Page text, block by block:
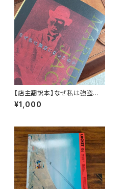
【店主翻訳本】なぜ私は強盗に
なったのか マリウスジェイコブ
（moonlight books vol.1）
¥1,000